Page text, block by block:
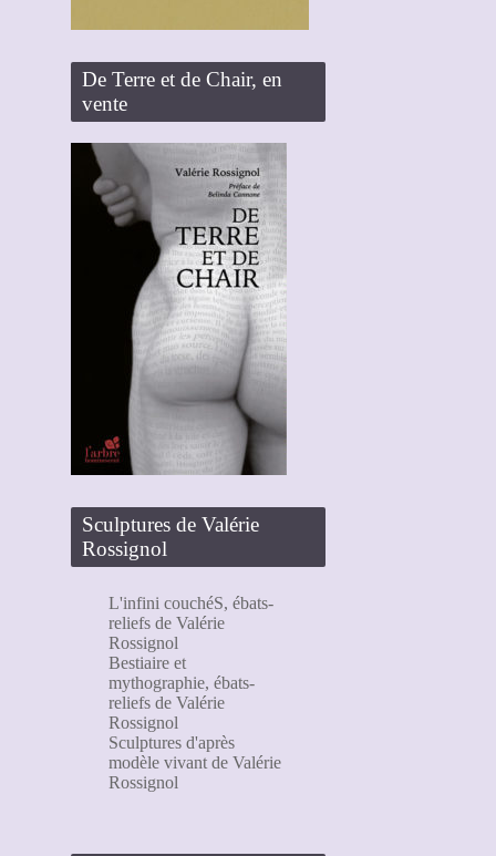
De Terre et de Chair, en
vente
Sculptures de Valérie
Rossignol
L'infini couchéS, ébats-
reliefs de Valérie
Rossignol
Bestiaire et
mythographie, ébats-
reliefs de Valérie
Rossignol
Sculptures d'après
modèle vivant de Valérie
Rossignol